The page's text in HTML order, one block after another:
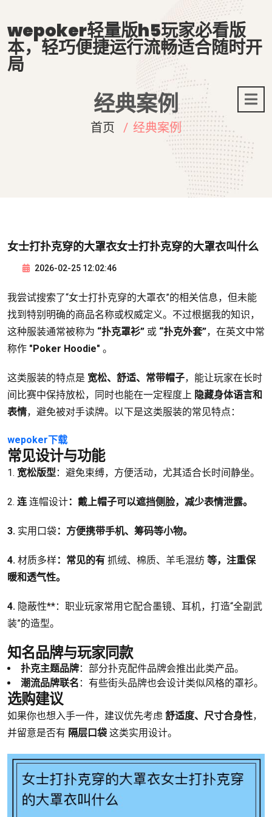
wepoker轻量版h5玩家必看版
本，轻巧便捷运行流畅适合随时开
局
经典案例
首页 经典案例
女士打扑克穿的大罩衣女士打扑克穿的大罩衣叫什么
2026-02-25 12:02:46
我尝试搜索了“女士打扑克穿的大罩衣”的相关信息，但未能
找到特别明确的商品名称或权威定义。不过根据我的知识，
这种服装通常被称为 “扑克罩衫” 或 “扑克外套”，在英文中常
称作 "Poker Hoodie" 。
这类服装的特点是 宽松、舒适、常带帽子，能让玩家在长时
间比赛中保持放松，同时也能在一定程度上 隐藏身体语言和
表情，避免被对手读牌。以下是这类服装的常见特点：
wepoker下载
常见设计与功能
1. 宽松版型：避免束缚，方便活动，尤其适合长时间静坐。
2. 连连帽设计：戴上帽子可以遮挡侧脸，减少表情泄露。
3. 实用口袋：方便携带手机、筹码等小物。
4. 材质多样：常见的有 抓绒、棉质、羊毛混纺 等，注重保
暖和透气性。
4. 隐蔽性**：职业玩家常用它配合墨镜、耳机，打造“全副武
装”的造型。
知名品牌与玩家同款
扑克主题品牌：部分扑克配件品牌会推出此类产品。
潮流品牌联名 ：有些街头品牌也会设计类似风格的罩衫。
选购建议
如果你也想入手一件，建议优先考虑 舒适度、尺寸合身性，
并留意是否有 隔层口袋 这类实用设计。